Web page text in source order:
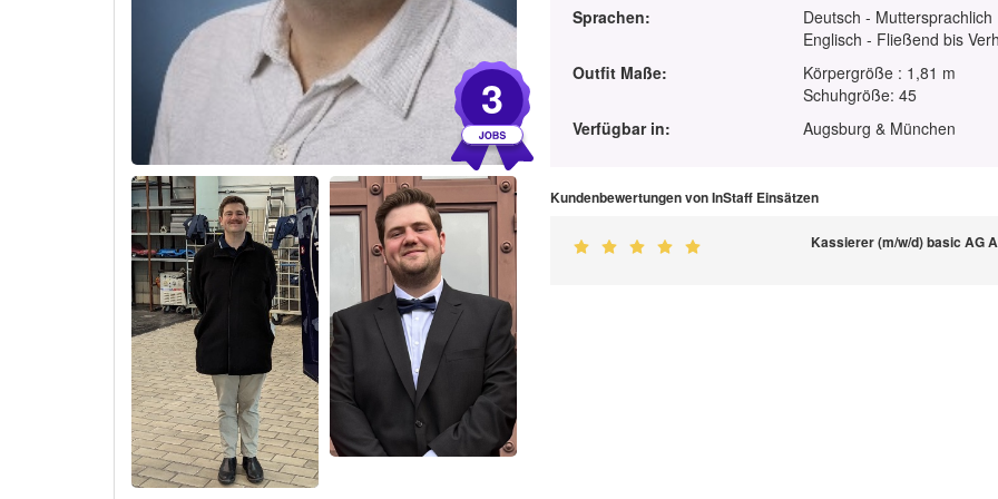
3
Sprachen:
Deutsch -
Englisch - Fließend bis
Outfit Maße:
Körpergröße : 1,81 m
Schuhgröße: 45
Verfügbar in:
Augsburg & München
Kundenbewertungen von InStaff Einsätzen
Kassierer (m/w/d) basic AG